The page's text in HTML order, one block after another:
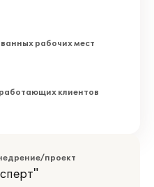
рабочих мест
клиентов
проект